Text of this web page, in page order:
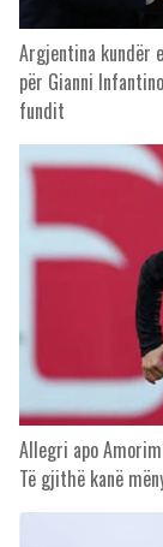
Argjentina kundër
për Gianni
fundit
Allegri apo
Të gjithë kanë